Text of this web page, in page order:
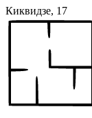
Киквидзе, 17